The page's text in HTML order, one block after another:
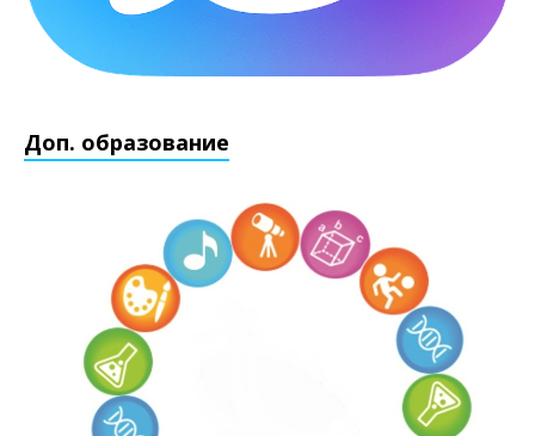
Доп. образование